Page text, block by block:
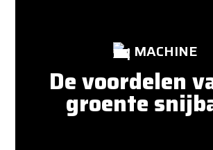
MACHINE
De voordelen
groente